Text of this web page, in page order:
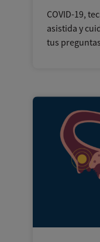
COVID-19,
asistida y
tus preguntas